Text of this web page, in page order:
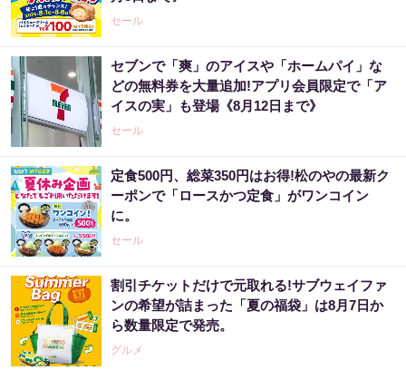
セール
セブンで「爽」のアイスや「ホームパイ」な
どの無料券を大量追加!アプリ会員限定で「ア
イスの実」も登場《8月12日まで》
セール
定食500円、総菜350円はお得!松のやの最新ク
ーポンで「ロースかつ定食」がワンコイン
に。
セール
割引チケットだけで元取れる!サブウェイファ
ンの希望が詰まった「夏の福袋」は8月7日か
ら数量限定で発売。
グルメ